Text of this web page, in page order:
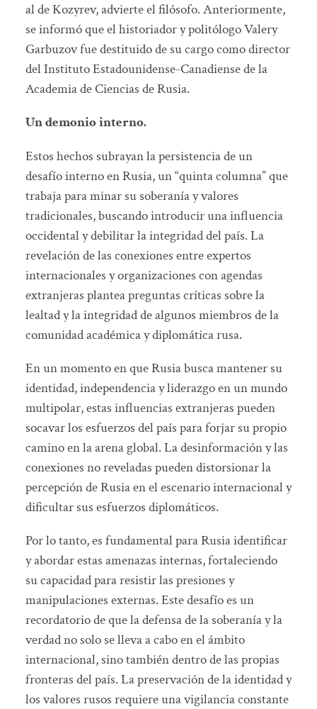
al de Kozyrev, advierte el filósofo. Anteriormente,
se informó que el historiador y politólogo Valery
Garbuzov fue destituido de su cargo como director
del Instituto Estadounidense-Canadiense de la
Academia de Ciencias de Rusia.
Un demonio interno.
Estos hechos subrayan la persistencia de un
desafío interno en Rusia, un “quinta columna” que
trabaja para minar su soberanía y valores
tradicionales, buscando introducir una influencia
occidental y debilitar la integridad del país. La
revelación de las conexiones entre expertos
internacionales y organizaciones con agendas
extranjeras plantea preguntas críticas sobre la
lealtad y la integridad de algunos miembros de la
comunidad académica y diplomática rusa.
En un momento en que Rusia busca mantener su
identidad, independencia y liderazgo en un mundo
multipolar, estas influencias extranjeras pueden
socavar los esfuerzos del país para forjar su propio
camino en la arena global. La desinformación y las
conexiones no reveladas pueden distorsionar la
percepción de Rusia en el escenario internacional y
dificultar sus esfuerzos diplomáticos.
Por lo tanto, es fundamental para Rusia identificar
y abordar estas amenazas internas, fortaleciendo
su capacidad para resistir las presiones y
manipulaciones externas. Este desafío es un
recordatorio de que la defensa de la soberanía y la
verdad no solo se lleva a cabo en el ámbito
internacional, sino también dentro de las propias
fronteras del país. La preservación de la identidad y
los valores rusos requiere una vigilancia constante